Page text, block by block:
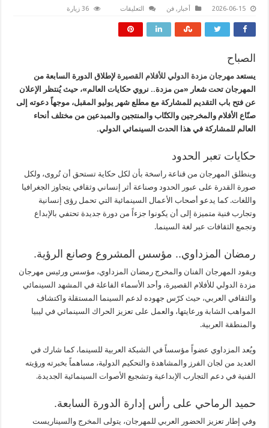
2026-06-15 أخبار ,فن التعليقات
تفتتح
العالم
مغلقة
36 زيارة
الصباح
يستعدمهرجان مزدة الدولي للأفلام القصيرة لإطلاق الدورة السابعة من
المهرجان تحت شعار «من مزدة.. نروي حكايات العالم»، حيث يُنتظر الإعلان
عن فتح باب التقديم للمشاركة مع مطلع شهر يوليو المقبل، موجهاً دعوته إلى
صنّاع الأفلام والمخرجين والكتّاب والمنتجين والمبدعين من مختلف أنحاء
العالم للمشاركة في هذا الحدث السينمائي الدولي.
حكايات تعبر الحدود
وينطلق المهرجان من قناعة راسخة بأن لكل حكاية تستحق أن تُروى، ولكل
صورة القدرة على عبور الحدود وصناعة أثر إنساني وثقافي يتجاوز الجغرافيا
واللغات. كما يدعو أصحاب الأعمال السينمائية التي تحمل رؤى إنسانية
وتجارب فنية متميزة إلى أن يكونوا جزءاً من دورة جديدة تحتفي بالإبداع
وتجمع الثقافات عبر لغة السينما.
رمضان المزداوي.. مؤسس المشروع وصانع الرؤية.
ويقود المهرجان الفنان والمخرج رمضان المزداوي، مؤسس ورئيس مهرجان
مزدة الدولي للأفلام القصيرة، وأحد الأسماء الفاعلة في المشهد السينمائي
والثقافي العربي، حيث كرّس جهوده لدعم السينما المستقلة واكتشاف
المواهب الشابة ورعايتها، والعمل على تعزيز الحراك السينمائي في ليبيا
والمنطقة العربية.
ويُعد المزداوي عضواً مؤسساً في الشبكة العربية للسينما، كما شارك في
العديد من لجان الفرز والمشاهدة والتحكيم الدولية، مساهماً بخبرته ورؤيته
الفنية في دعم التجارب الإبداعية وتشجيع الأصوات السينمائية الجديدة.
حميد الرماحي على رأس إدارة الدورة السابعة.
وفي إطار تعزيز الحضور العربي للمهرجان، يتولى المخرج والسيناريست